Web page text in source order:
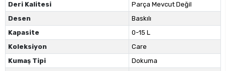
Deri Kalitesi
Parça Mevcut Değil
Desen
Baskılı
Kapasite
0-15 L
Koleksiyon
Care
Kumaş Tipi
Dokuma